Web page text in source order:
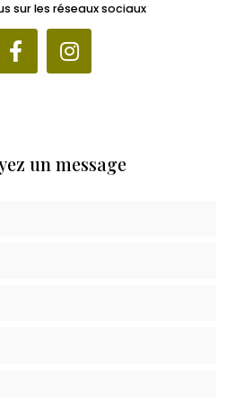
sur les réseaux sociaux
un message